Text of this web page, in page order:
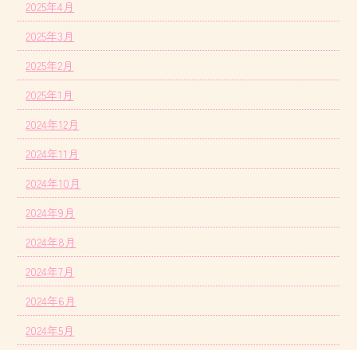
2025年4月
2025年3月
2025年2月
2025年1月
2024年12月
2024年11月
2024年10月
2024年9月
2024年8月
2024年7月
2024年6月
2024年5月